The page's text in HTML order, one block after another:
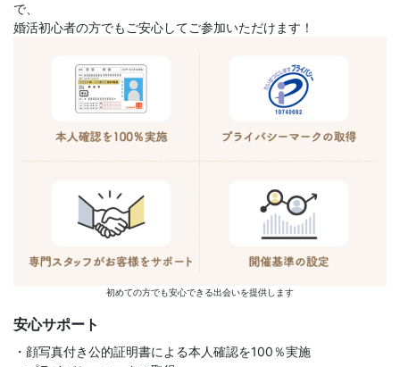
で、
婚活初心者の方でもご安心してご参加いただけます！
初めての方でも安心できる出会いを提供します
安心サポート
・顔写真付き公的証明書による本人確認を100％実施